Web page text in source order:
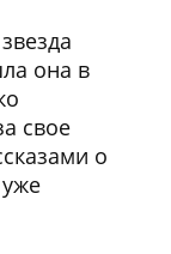
она в
свое
о